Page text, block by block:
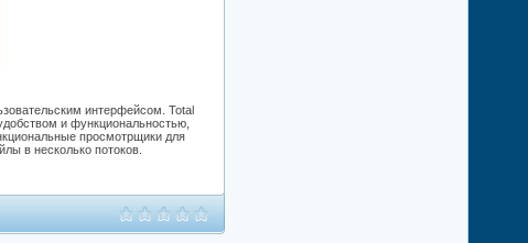
интерфейсом. Total
и функциональностью,
просмотрщики для
в несколько потоков.